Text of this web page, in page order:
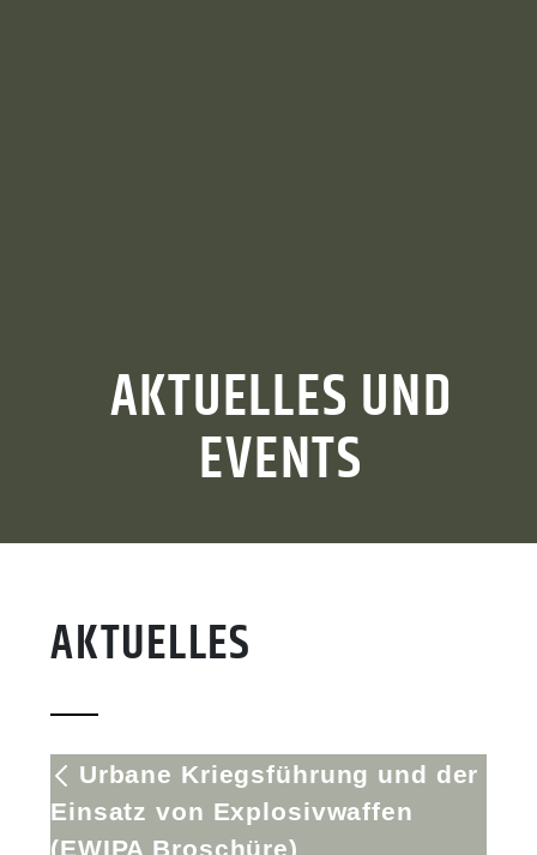
AKTUELLES UND
EVENTS
AKTUELLES
Urbane Kriegsführung und der
Einsatz von Explosivwaffen
(EWIPA Broschüre)